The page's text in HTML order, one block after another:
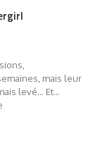
mais leur
levé... Et...